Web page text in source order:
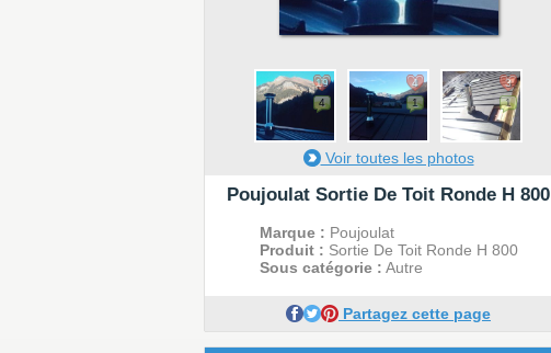
19
4
4
1
3
1
Voir toutes les photos
Poujoulat Sortie De Toit Ronde H 800
Marque : Poujoulat
Produit : Sortie De Toit Ronde H 800
Sous catégorie : Autre
Partagez cette page